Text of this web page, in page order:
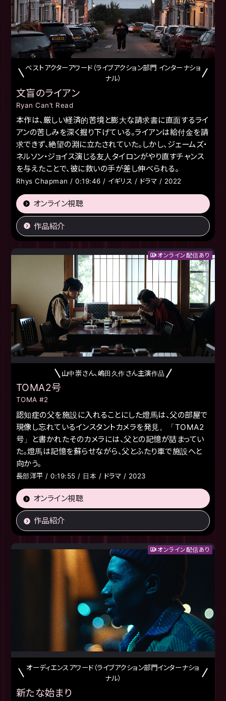
ベストアクターアワード（ライブアクション部門 インターナショ
ナル）
文盲のライアン
Ryan Can’t Read
本作は、厳しい経済的苦境と膨大な請求書に直面するライ
アンの苦しみを深く掘り下げている。ライアンは給付金を請
求できず、絶望の淵に立たされていた。しかし、ジェームズ・
ネルソン・ジョイス演じる友人タイロンがやり直すチャンス
を与えたことで、彼に救いの手が差し伸べられる。
Rhys Chapman / 0:19:46 / イギリス / ドラマ / 2022
オンライン視聴
作品紹介
オンライン配信あり
山中崇さん、嶋田久作さん主演作品
TOMA2号
TOMA #2
認知症の父を施設に入れることにした燈馬は、父の部屋で
現像し忘れているインスタントカメラを発見。「TOMA2
号」と書かれたそのカメラには、父との記憶が詰まってい
た。燈馬は記憶を蘇らせながら、父とふたり車で施設へと
向かう。
長部洋平 / 0:19:55 / 日本 / ドラマ / 2023
オンライン視聴
作品紹介
オンライン配信あり
オーディエンスアワード（ライブアクション部門インターナショ
ナル）
新たな始まり